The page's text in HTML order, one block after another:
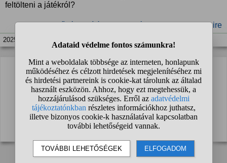
feltölteni a játékról?
#fejlődés #leírás #szövetség #Goodgame Empire
2025. dec. 6. 15:50
Sajnos még nem érkezett válasz a kérdésre.
Te lehetsz az első, aki segít a kérdezőnek!
Kapcsolódó kérdések: